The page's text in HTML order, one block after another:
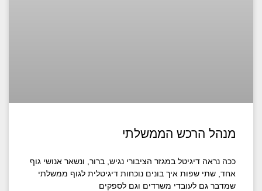
מנהל הרכש הממשלתי
ככה נראה דיגיטל במגזר הציבורי נגיש, ברור, ונשאר אנושי גוף
אחד, שתי שפות איך בונים נוכחות דיגיטלית לגוף ממשלתי
שמדבר גם לעובדי משרדים וגם לספקים